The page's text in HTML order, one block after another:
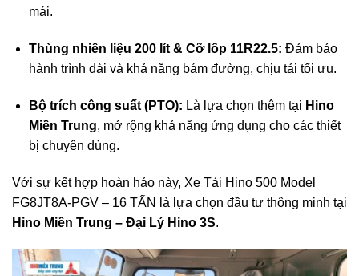
mái.
Thùng nhiên liệu 200 lít & Cỡ lốp 11R22.5: Đảm bảo
hành trình dài và khả năng bám đường, chịu tải tối ưu.
Bộ trích công suất (PTO): Là lựa chọn thêm tại Hino
Miền Trung, mở rộng khả năng ứng dụng cho các thiết
bị chuyên dùng.
Với sự kết hợp hoàn hảo này, Xe Tải Hino 500 Model
FG8JT8A-PGV – 16 TẤN là lựa chọn đầu tư thông minh tại
Hino Miền Trung – Đại Lý Hino 3S.